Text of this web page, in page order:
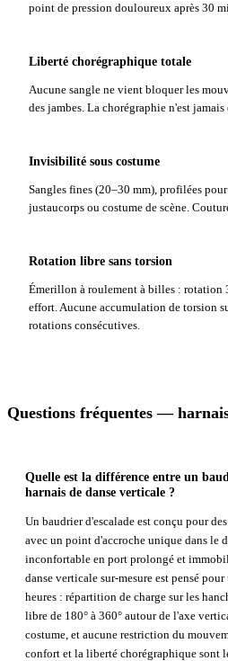
point de pression douloureux après 30
Liberté chorégraphique totale
Aucune sangle ne vient bloquer les
des jambes. La chorégraphie n'est
Invisibilité sous costume
Sangles fines (20–30 mm), profilées
justaucorps ou costume de scène.
Rotation libre sans torsion
Émerillon à roulement à billes : rotation
effort. Aucune accumulation de torsion
rotations consécutives.
Questions fréquentes —
Quelle est la différence entre un
harnais de danse verticale ?
Un baudrier d'escalade est conçu pour
avec un point d'accroche unique dans le
inconfortable en port prolongé et
danse verticale sur-mesure est pensé
heures : répartition de charge sur les
libre de 180° à 360° autour de l'axe
costume, et aucune restriction du
confort et la liberté chorégraphique sont